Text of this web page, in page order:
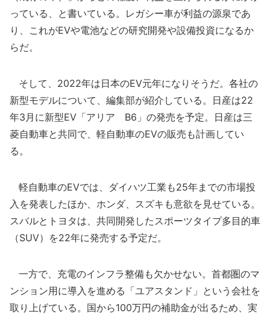
っている、と書いている。レガシー車が利益の源泉であ
り、これがEVや電池などの研究開発や設備投資になるか
らだ。
そして、2022年は日本のEV元年になりそうだ。各社の
新型モデルについて、編集部が紹介している。日産は22
年3月に新型EV「アリア B6」の発売を予定。日産は三
菱自動車と共同で、軽自動車のEVの販売も計画してい
る。
軽自動車のEVでは、ダイハツ工業も25年までの市場投
入を発表したほか、ホンダ、スズキも意欲を見せている。
スバルとトヨタは、共同開発したスポーツタイプ多目的車
（SUV）を22年に発売する予定だ。
一方で、充電のインフラ整備も欠かせない。首都圏のマ
ンション用に導入を進める「ユアスタンド」という会社を
取り上げている。国から100万円の補助金が出るため、実